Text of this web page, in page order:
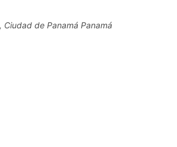
Ciudad de Panamá Panamá